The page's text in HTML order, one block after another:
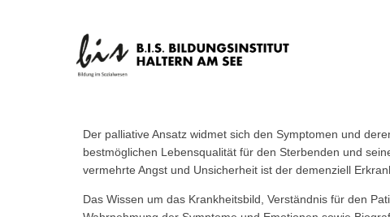
Der palliative Ansatz widmet sich den Symptomen und
bestmöglichen Lebensqualität für den Sterbenden und
vermehrte Angst und Unsicherheit ist der demenziell
Das Wissen um das Krankheitsbild, Verständnis für den